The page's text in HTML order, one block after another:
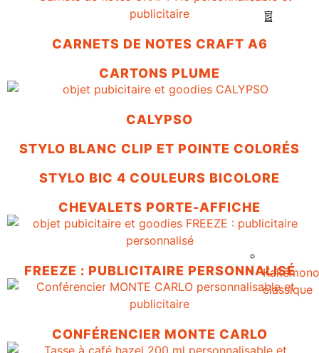
Kakémono
classique
CARNETS DE NOTES CRAFT A6
CARTONS PLUME
CALYPSO
STYLO BLANC CLIP ET POINTE COLORÉS
STYLO BIC 4 COULEURS BICOLORE
CHEVALETS PORTE-AFFICHE
FREEZE : PUBLICITAIRE PERSONNALISÉ
CONFÉRENCIER MONTE CARLO